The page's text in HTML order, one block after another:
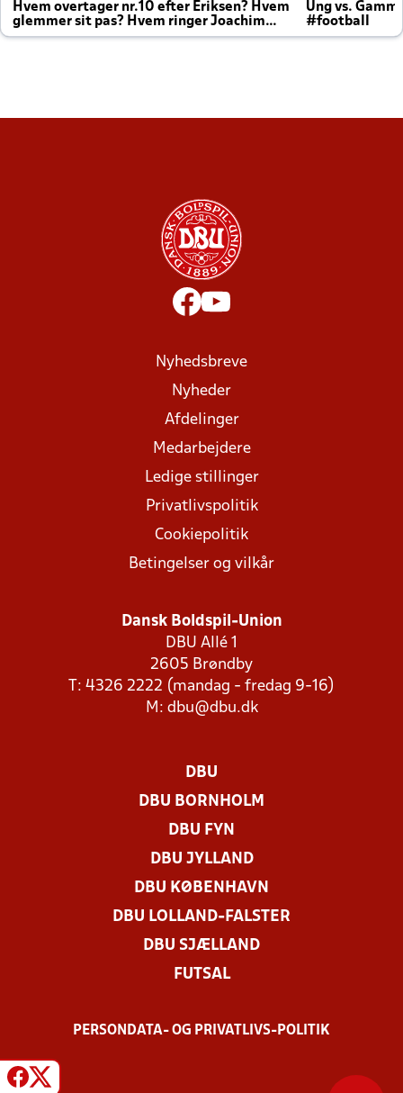
Hvem overtager nr.10 efter Eriksen? Hvem
glemmer sit pas? Hvem ringer Joachim
altid til efter kampe?
Ung vs.
#football
Nyhedsbreve
Nyheder
Afdelinger
Medarbejdere
Ledige stillinger
Privatlivspolitik
Cookiepolitik
Betingelser og vilkår
Dansk Boldspil-Union
DBU Allé 1
2605 Brøndby
T: 4326 2222 (mandag - fredag 9-16)
M: dbu@dbu.dk
DBU
DBU BORNHOLM
DBU FYN
DBU JYLLAND
DBU KØBENHAVN
DBU LOLLAND-FALSTER
DBU SJÆLLAND
FUTSAL
PERSONDATA- OG PRIVATLIVS-POLITIK